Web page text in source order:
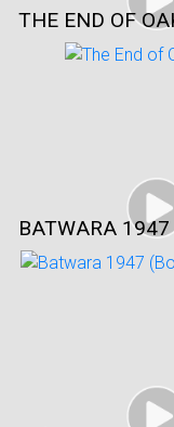
THE END OF
BATWARA 1947